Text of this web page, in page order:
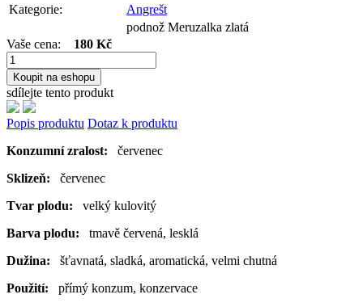
Kategorie:
Angrešt
podnož Meruzalka zlatá
Vaše cena: 180 Kč
Koupit na eshopu
sdílejte tento produkt
Popis produktu Dotaz k produktu
Konzumní zralost:
červenec
Sklizeň: červenec
Tvar plodu: velký kulovitý
Barva plodu: tmavě červená, lesklá
Dužina: šťavnatá, sladká, aromatická, velmi chutná
Použití: přímý konzum, konzervace